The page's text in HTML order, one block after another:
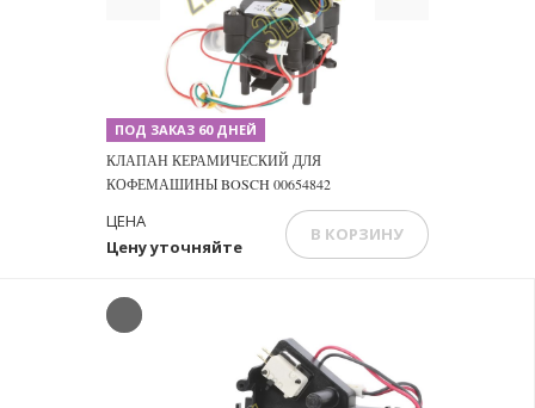
ПОД ЗАКАЗ 60 ДНЕЙ
КЛАПАН КЕРАМИЧЕСКИЙ ДЛЯ
КОФЕМАШИНЫ BOSCH 00654842
Цену уточняйте
ЦЕНА
В КОРЗИНУ